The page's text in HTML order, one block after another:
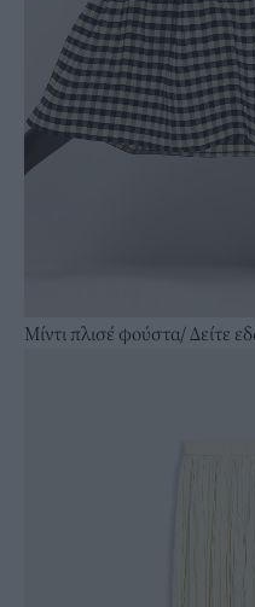
Μίντι πλισέ φούστα/Δείτε